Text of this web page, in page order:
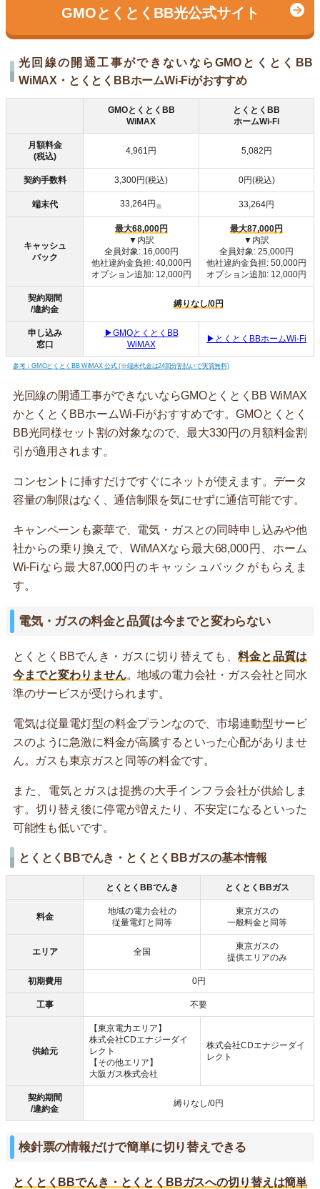
GMOとくとくBB光公式サイト
光回線の開通工事ができないならGMOとくとくBB
WiMAX・とくとくBBホームWi-Fiがおすすめ
GMOとくとくBB
WiMAX
とくとくBB
ホームWi-Fi
月額料金
(税込)
4,961円 5,082円
契約手数料 3,300円(税込) 0円(税込)
端末代 33,264円 ※ 33,264円
キャッシュ
バック
最大68,000円
▼内訳
全員対象: 16,000円
他社違約金負担: 40,000円
オプション追加: 12,000円
最大87,000円
▼内訳
全員対象: 25,000円
他社違約金負担: 50,000円
オプション追加: 12,000円
契約期間
/違約金
縛りなし/0円
申し込み
窓口
▶GMOとくとくBB
WiMAX
▶とくとくBBホームWi-Fi
参考：GMOとくとくBB WiMAX 公式 (※端末代金は24回分割払いで実質無料)
光回線の開通工事ができないならGMOとくとくBB WiMAX
かとくとくBBホームWi-Fiがおすすめです。GMOとくとく
BB光同様セット割の対象なので、最大330円の月額料金割
引が適用されます。
コンセントに挿すだけですぐにネットが使えます。データ
容量の制限はなく、通信制限を気にせずに通信可能です。
キャンペーンも豪華で、電気・ガスとの同時申し込みや他
社からの乗り換えで、WiMAXなら最大68,000円、ホーム
Wi-Fiなら最大87,000円のキャッシュバックがもらえま
す。
電気・ガスの料金と品質は今までと変わらない
とくとくBBでんき・ガスに切り替えても、 料金と品質は
今までと変わりません。地域の電力会社・ガス会社と同水
準のサービスが受けられます。
電気は従量電灯型の料金プランなので、市場連動型サービ
スのように急激に料金が高騰するといった心配がありませ
ん。ガスも東京ガスと同等の料金です。
また、電気とガスは提携の大手インフラ会社が供給しま
す。切り替え後に停電が増えたり、不安定になるといった
可能性も低いです。
とくとくBBでんき・とくとくBBガスの基本情報
とくとくBBでんき とくとくBBガス
料金
地域の電力会社の
従量電灯と同等
東京ガスの
一般料金と同等
エリア 全国
東京ガスの
提供エリアのみ
初期費用 0円
工事 不要
供給元
【東京電力エリア】
株式会社CDエナジーダイ
レクト
【その他エリア】
大阪ガス株式会社
株式会社CDエナジーダイ
レクト
契約期間
/違約金
縛りなし/0円
検針票の情報だけで簡単に切り替えできる
とくとくBBでんき・とくとくBBガスへの切り替えは簡単